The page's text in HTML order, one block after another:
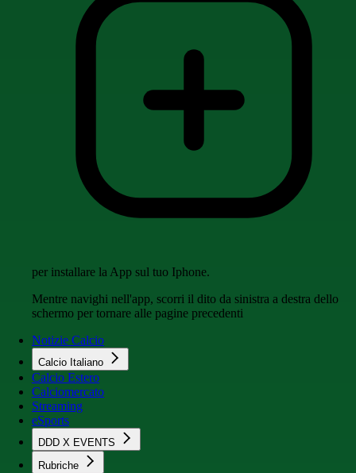
per installare la App sul tuo Iphone.
Mentre navighi nell'app, scorri il dito da sinistra a destra dello
schermo per tornare alle pagine precedenti
Notizie Calcio
Calcio Italiano
Calcio Estero
Calciomercato
Streaming
eSports
DDD X EVENTS
Rubriche